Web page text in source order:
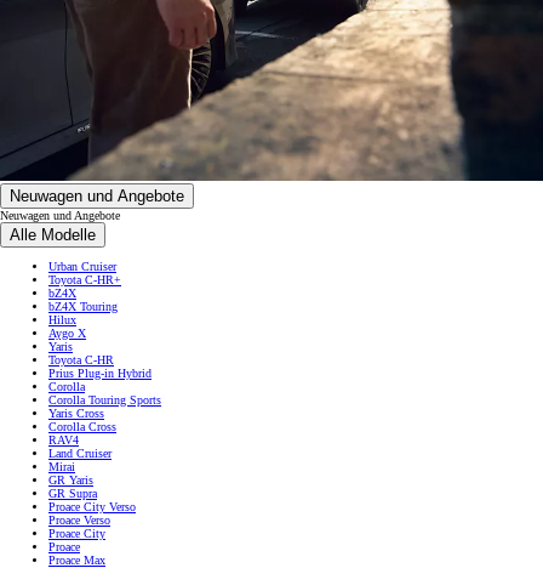
Neuwagen und Angebote
Neuwagen und Angebote
Alle Modelle
Urban Cruiser
Toyota C-HR+
bZ4X
bZ4X Touring
Hilux
Aygo X
Yaris
Toyota C-HR
Prius Plug-in Hybrid
Corolla
Corolla Touring Sports
Yaris Cross
Corolla Cross
RAV4
Land Cruiser
Mirai
GR Yaris
GR Supra
Proace City Verso
Proace Verso
Proace City
Proace
Proace Max